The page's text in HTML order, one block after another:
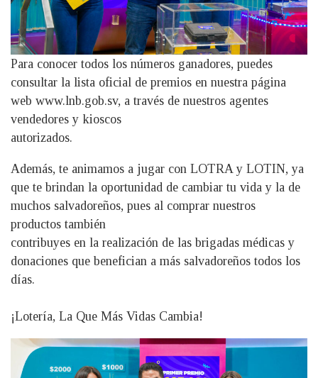
Para conocer todos los números ganadores, puedes
consultar la lista oficial de premios en nuestra página
web www.lnb.gob.sv, a través de nuestros agentes
vendedores y kioscos
autorizados.
Además, te animamos a jugar con LOTRA y LOTIN, ya
que te brindan la oportunidad de cambiar tu vida y la de
muchos salvadoreños, pues al comprar nuestros
productos también
contribuyes en la realización de las brigadas médicas y
donaciones que benefician a más salvadoreños todos los
días.
¡Lotería, La Que Más Vidas Cambia!